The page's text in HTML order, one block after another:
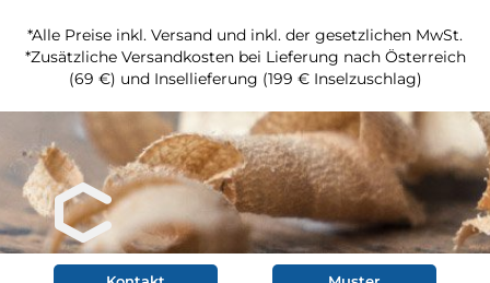
*Alle Preise inkl. Versand und inkl. der gesetzlichen MwSt.
*Zusätzliche Versandkosten bei Lieferung nach Österreich
(69 €) und Insellieferung (199 € Inselzuschlag)